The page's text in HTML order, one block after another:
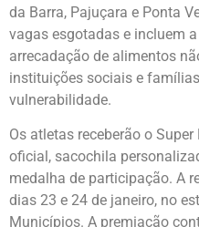
da Barra, Pajuçara e Ponta
vagas esgotadas e incluem
arrecadação de alimentos
instituições sociais e
vulnerabilidade.
Os atletas receberão o
oficial, sacochila
medalha de participação. A
dias 23 e 24 de janeiro, no
Municípios. A premiação